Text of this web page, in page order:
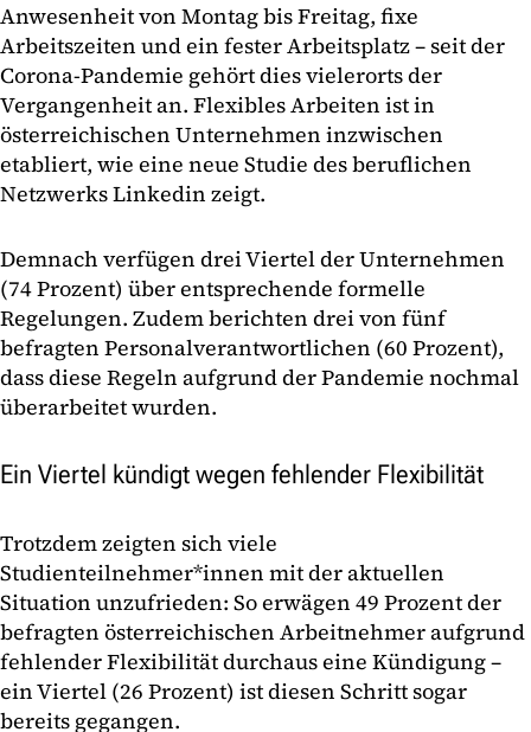
Anwesenheit von Montag bis Freitag, fixe
Arbeitszeiten und ein fester Arbeitsplatz – seit der
Corona-Pandemie gehört dies vielerorts der
Vergangenheit an. Flexibles Arbeiten ist in
österreichischen Unternehmen inzwischen
etabliert, wie eine neue Studie des beruflichen
Netzwerks Linkedin zeigt.
Demnach verfügen drei Viertel der Unternehmen
(74 Prozent) über entsprechende formelle
Regelungen. Zudem berichten drei von fünf
befragten Personalverantwortlichen (60 Prozent),
dass diese Regeln aufgrund der Pandemie nochmal
überarbeitet wurden.
Ein Viertel kündigt wegen fehlender Flexibilität
Trotzdem zeigten sich viele
Studienteilnehmer*innen mit der aktuellen
Situation unzufrieden: So erwägen 49 Prozent der
befragten österreichischen Arbeitnehmer aufgrund
fehlender Flexibilität durchaus eine Kündigung –
ein Viertel (26 Prozent) ist diesen Schritt sogar
bereits gegangen.